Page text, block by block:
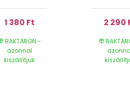
1 380 Ft
RAKTÁRON -
azonnal
kiszállítjuk
2 290